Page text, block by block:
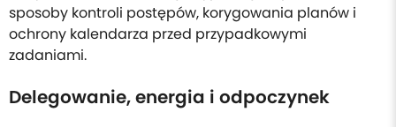
sposoby kontroli postępów, korygowania planów i
ochrony kalendarza przed przypadkowymi
zadaniami.
Delegowanie, energia i odpoczynek